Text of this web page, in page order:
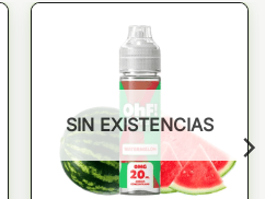
SIN EXISTENCIAS